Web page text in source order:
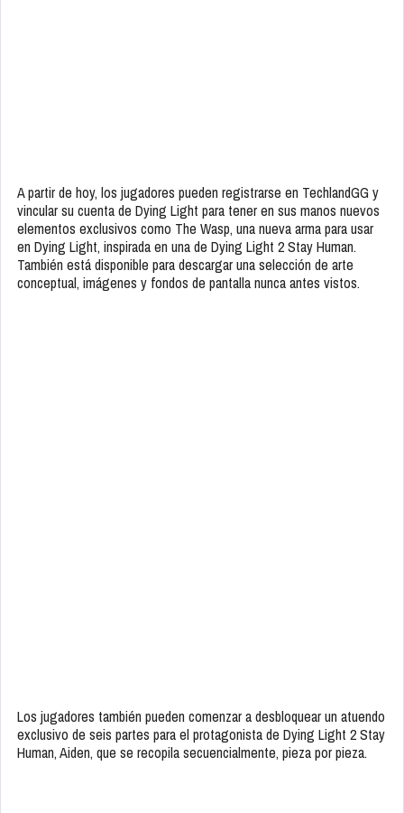
A partir de hoy, los jugadores pueden registrarse en TechlandGG y
vincular su cuenta de Dying Light para tener en sus manos nuevos
elementos exclusivos como The Wasp, una nueva arma para usar
en Dying Light, inspirada en una de Dying Light 2 Stay Human.
También está disponible para descargar una selección de arte
conceptual, imágenes y fondos de pantalla nunca antes vistos.
Los jugadores también pueden comenzar a desbloquear un atuendo
exclusivo de seis partes para el protagonista de Dying Light 2 Stay
Human, Aiden, que se recopila secuencialmente, pieza por pieza.